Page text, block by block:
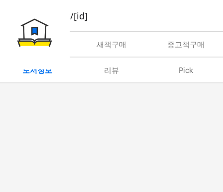
book/rent/[id]
대여 새책구매 중고책구매
도서정보 리뷰 Pick